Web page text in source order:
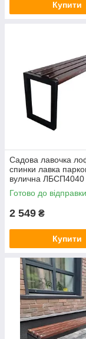
Купити
Садова лавочка
спинки лавка
вулична ЛБСП4040
Готово до відправки
2 549 ₴
Купити